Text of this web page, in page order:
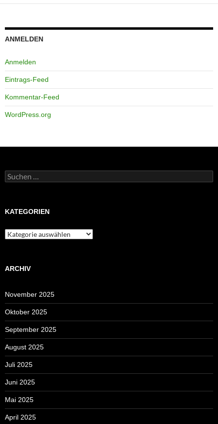
ANMELDEN
Anmelden
Eintrags-Feed
Kommentar-Feed
WordPress.org
Suchen
nach:
KATEGORIEN
Kategorien
ARCHIV
November 2025
Oktober 2025
September 2025
August 2025
Juli 2025
Juni 2025
Mai 2025
April 2025